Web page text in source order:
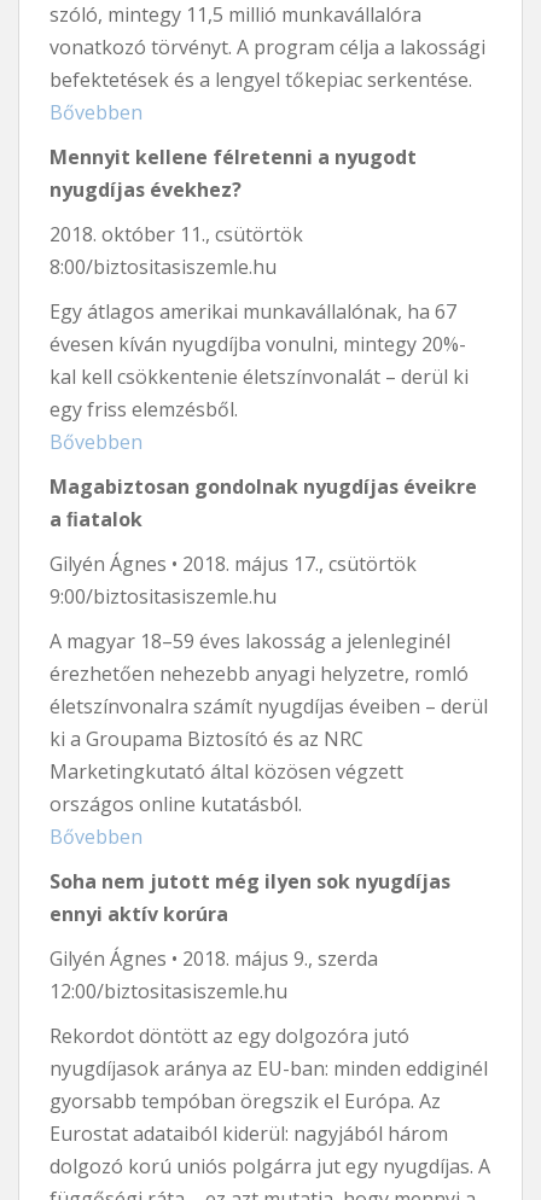
szóló, mintegy 11,5 millió munkavállalóra
vonatkozó törvényt. A program célja a lakossági
befektetések és a lengyel tőkepiac serkentése.
Bővebben
Mennyit kellene félretenni a nyugodt
nyugdíjas évekhez?
2018. október 11., csütörtök
8:00/biztositasiszemle.hu
Egy átlagos amerikai munkavállalónak, ha 67
évesen kíván nyugdíjba vonulni, mintegy 20%-
kal kell csökkentenie életszínvonalát – derül ki
egy friss elemzésből.
Bővebben
Magabiztosan gondolnak nyugdíjas éveikre
a ﬁatalok
Gilyén Ágnes • 2018. május 17., csütörtök
9:00/biztositasiszemle.hu
A magyar 18–59 éves lakosság a jelenleginél
érezhetően nehezebb anyagi helyzetre, romló
életszínvonalra számít nyugdíjas éveiben – derül
ki a Groupama Biztosító és az NRC
Marketingkutató által közösen végzett
országos online kutatásból.
Bővebben
Soha nem jutott még ilyen sok nyugdíjas
ennyi aktív korúra
Gilyén Ágnes • 2018. május 9., szerda
12:00/biztositasiszemle.hu
Rekordot döntött az egy dolgozóra jutó
nyugdíjasok aránya az EU-ban: minden eddiginél
gyorsabb tempóban öregszik el Európa. Az
Eurostat adataiból kiderül: nagyjából három
dolgozó korú uniós polgárra jut egy nyugdíjas. A